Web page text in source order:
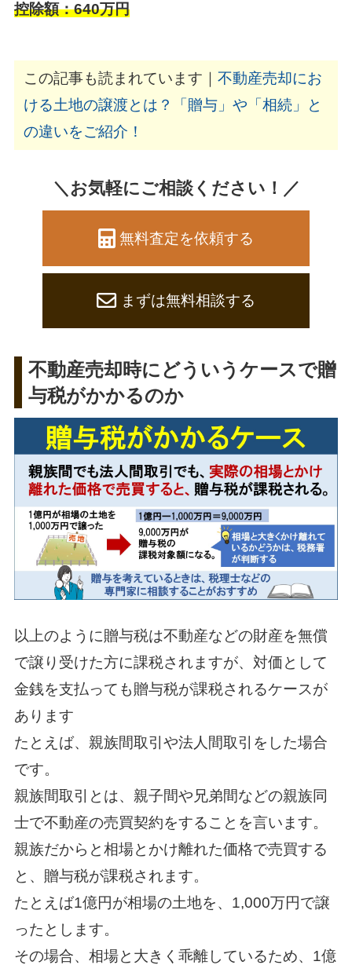
控除額：640万円
この記事も読まれています｜ 不動産売却にお
ける土地の譲渡とは？「贈与」や「相続」と
の違いをご紹介！
＼お気軽にご相談ください！／
無料査定を依頼する
まずは無料相談する
不動産売却時にどういうケースで贈
与税がかかるのか
以上のように贈与税は不動産などの財産を無償
で譲り受けた方に課税されますが、対価として
金銭を支払っても贈与税が課税されるケースが
あります
たとえば、親族間取引や法人間取引をした場合
です。
親族間取引とは、親子間や兄弟間などの親族同
士で不動産の売買契約をすることを言います。
親族だからと相場とかけ離れた価格で売買する
と、贈与税が課税されます。
たとえば1億円が相場の土地を、1,000万円で譲
ったとします。
その場合、相場と大きく乖離しているため、1億